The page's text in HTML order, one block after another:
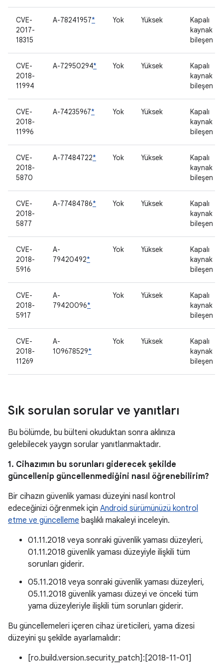
CVE-
2017-
18315
A-78241957* Yok Yüksek
Kapalı
kaynak
bileşen
CVE-
2018-
11994
A-72950294* Yok Yüksek
Kapalı
kaynak
bileşen
CVE-
2018-
11996
A-74235967* Yok Yüksek
Kapalı
kaynak
bileşen
CVE-
2018-
5870
A-77484722* Yok Yüksek
Kapalı
kaynak
bileşen
CVE-
2018-
5877
A-77484786* Yok Yüksek
Kapalı
kaynak
bileşen
CVE-
2018-
5916
A-
79420492*
Yok Yüksek
Kapalı
kaynak
bileşen
CVE-
2018-
5917
A-
79420096*
Yok Yüksek
Kapalı
kaynak
bileşen
CVE-
2018-
11269
A-
109678529*
Yok Yüksek
Kapalı
kaynak
bileşen
Sık sorulan sorular ve yanıtları
Bu bölümde, bu bülteni okuduktan sonra aklınıza
gelebilecek yaygın sorular yanıtlanmaktadır.
1. Cihazımın bu sorunları giderecek şekilde
güncellenip güncellenmediğini nasıl öğrenebilirim?
Bir cihazın güvenlik yaması düzeyini nasıl kontrol
edeceğinizi öğrenmek için Android sürümünüzü kontrol
etme ve güncelleme başlıklı makaleyi inceleyin.
01.11.2018 veya sonraki güvenlik yaması düzeyleri,
01.11.2018 güvenlik yaması düzeyiyle ilişkili tüm
sorunları giderir.
05.11.2018 veya sonraki güvenlik yaması düzeyleri,
05.11.2018 güvenlik yaması düzeyi ve önceki tüm
yama düzeyleriyle ilişkili tüm sorunları giderir.
Bu güncellemeleri içeren cihaz üreticileri, yama dizesi
düzeyini şu şekilde ayarlamalıdır:
[ro.build.version.security_patch]:[2018-11-01]